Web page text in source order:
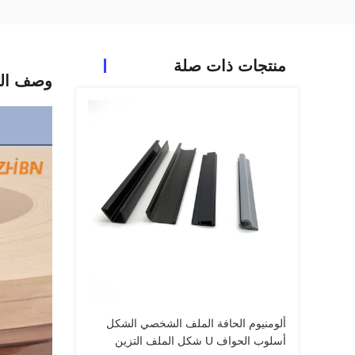
منتجات ذات صلة
ألومنيوم الحافة الملف الشخصي الشكل
أسلوب الحواف U شكل الملف التزين
وصف